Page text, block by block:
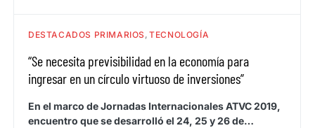
DESTACADOS PRIMARIOS TECNOLOGÍA
“Se necesita previsibilidad en la economía para
ingresar en un círculo virtuoso de inversiones”
En el marco de Jornadas Internacionales ATVC 2019,
encuentro que se desarrolló el 24, 25 y 26 de…